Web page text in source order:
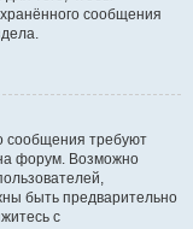
сообщения
сообщения требуют
форум. Возможно
быть предварительно
с